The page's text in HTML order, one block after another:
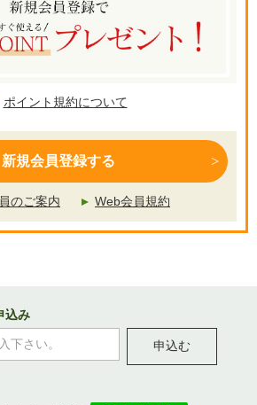
ポイント規約について
新規会員登録する
のご案内 Web会員規約
込み
申込む